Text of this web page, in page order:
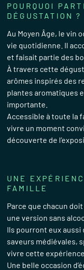
POURQUOI
DÉGUSTATION ?
Au Moyen Âge, le vin
vie quotidienne. Il
et faisait partie des
À travers cette
arômes inspirés des
plantes aromatiques
importante.
Accessible à toute la
vivre un moment
découverte de
UNE
FAMILLE
Parce que chacun
une version sans
Ils pourront eux
saveurs médiévales,
vivre cette
Une belle occasion